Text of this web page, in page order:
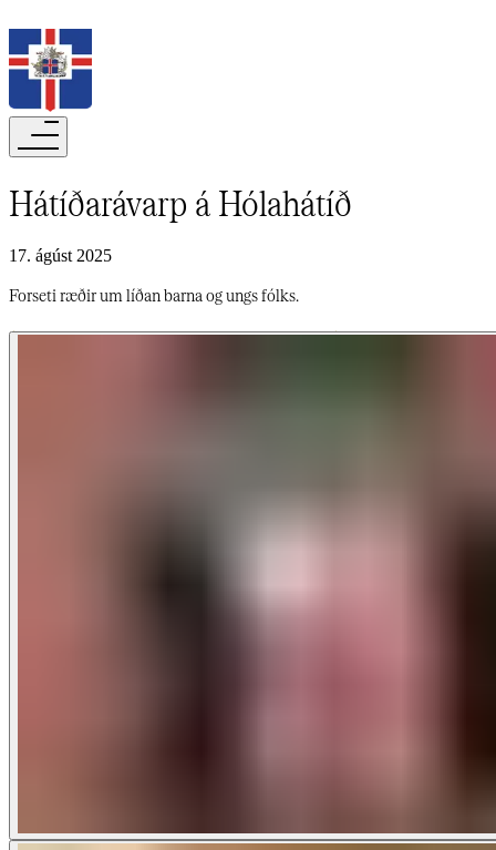
Hátíðarávarp á Hólahátíð​​​​‌ ‍ ​‍​‍‌‍ ‌ ​‍‌‍‍‌‌‍‌ ‌‍‍‌‌‍ ‍​‍​‍​ ‍‍​‍​‍‌ ​ ‌‍​‌‌‍ ‍‌‍‍‌‌ ‌​‌ ‍‌​‍ ‍‌‍‍‌‌‍ ​‍​‍​‍ ​​‍​‍‌‍‍​‌ ​‍‌‍‌‌‌‍‌‍​‍​‍​ ‍‍​‍​‍‌‍‍​‌ ‌​‌ ‌​‌ ​​‌ ​ ​‍ ​‍ ‌‍‌‍‌‍ ‌ ​‍‌ ​ ‌‍‌‌‌ ‌​‌‍‍‌​‍ ‌‌‍‍‌‌ ​ ‌‍ ​‌‍​‌‌‍ ‍‌‍‌​‌ ​ ​‍ ‍‌ ‌‍‌‍‌‌‌ ​‍‌‍​ ‌‍‌‌‌‍ ​​‍ ‍‌‍​‌‌ ​​‌ ​​​‍ ‌ ​ ‌ ‌​‌ ‌‌‌‍‌​‌‍‍‌‌‍ ​‍ ‌‍‍‌‌‍ ‍‌ ‌​‌‍‌‌‌‍ ‍‌ ‌​​‍ ‌‍‌‌‌‍‌​‌‍‍‌‌ ‌​​‍ ‌‍ ‌‌‍ ‌‍‌​‌‍‌‌​ ‌‌ ​​‌ ​‍‌‍‌‌‌ ​ ‌‍‌‌‌‍ ‍‌ ‌​‌‍​‌‌ ‌​‌‍‍‌‌‍ ‌‍ ‍​ ‍ ‌‍‍‌‌‍‌​​ ‌‌ ‌​‌​ ​‌ ​‌‌​ ‌‌​ ​ ‌ ‌‍ ‌‍‍‌‌‍ ​‌‌‍‌‌ ‍‌‌ ‍‍‌‍‌​‌ ‍‌‌‌​ ‌ ‌ ​ ‌‌‌‍‍‌‌‌‍​‌​‍​‌‌‌‌‌ ​​​ ‍ ‌ ‌​‌ ‍‌‌ ​​‌‍‌‌​ ‌‌‍ ‍‌‍‌‌‌ ‌ ‌ ​ ​ ‍ ‌ ​​‌‍​‌‌ ‌​‌‍‍​​ ‌‌ ‌​‌‍‍‌‌ ‌​‌‍ ​‌‍‌‌​ ‌‍​‍‌‍​‌‌ ​ ‌‍‌‌‌‌‌‌‌ ​‍‌‍ ​​ ‌‌‍‍​‌ ‌​‌ ‌​‌ ​​‌ ​ ​‍‌‌​ ​‍‌​‌‍​‍‌‌​ ​‍‌​‌‍‌‍‌‍‌‍ ‌ ​‍‌ ​ ‌‍‌‌‌ ‌​‌‍‍‌​‍ ‌‌‍‍‌‌ ​ ‌‍ ​‌‍​‌‌‍ ‍‌‍‌​‌ ​ ​‍ ‍‌ ‌‍‌‍‌‌‌ ​‍‌‍​ ‌‍‌‌‌‍ ​​‍ ‍‌‍​‌‌ ​​‌ ​​​‍‌‌​ ​‍‌​‌‍‌ ​ ‌ ‌​‌ ‌‌‌‍‌​‌‍‍‌‌‍ ​‍‌‍‌‍‍‌‌‍‌​​ ‌‌ ‌​‌​ ​‌ ​‌‌​ ‌‌​ ​ ‌ ‌‍ ‌‍‍‌‌‍ ​‌‌‍‌‌ ‍‌‌ ‍‍‌‍‌​‌ ‍‌‌‌​ ‌ ‌ ​ ‌‌‌‍‍‌‌‌‍​‌​‍​‌‌‌‌‌ ​​​‍‌‍‌ ‌​‌ ‍‌‌ ​​‌‍‌‌​ ‌‌‍ ‍‌‍‌‌‌ ‌ ‌ ​ ​‍‌‍‌ ​​‌‍​‌‌ ‌​‌‍‍​​ ‌‌ ‌​‌‍‍‌‌ ‌​‌‍ ​‌‍‌‌​‍‌‍‌ ​​‌‍‌‌‌ ​‍‌ ​ ‌ ​​‌‍‌‌‌‍​ ‌ ‌​‌‍‍‌‌ ‌‍‌‍‌‌​ ‌‌ ​​‌ ‌‌‌‍​‍‌‍ ​‌‍‍‌‌ ​ ‌‍‍​‌‍‌‌‌‍‌​​‍​‍‌ ‌
17. ágúst 2025
Forseti ræðir um líðan barna og ungs fólks.​​​​‌ ‍ ​‍​‍‌‍ ‌ ​‍‌‍‍‌‌‍‌ ‌‍‍‌‌‍ ‍​‍​‍​ ‍‍​‍​‍‌ ​ ‌‍​‌‌‍ ‍‌‍‍‌‌ ‌​‌ ‍‌​‍ ‍‌‍‍‌‌‍ ​‍​‍​‍ ​​‍​‍‌‍‍​‌ ​‍‌‍‌‌‌‍‌‍​‍​‍​ ‍‍​‍​‍‌‍‍​‌ ‌​‌ ‌​‌ ​​‌ ​ ​‍ ​‍ ‌‍‌‍‌‍ ‌ ​‍‌ ​ ‌‍‌‌‌ ‌​‌‍‍‌​‍ ‌‌‍‍‌‌ ​ ‌‍ ​‌‍​‌‌‍ ‍‌‍‌​‌ ​ ​‍ ‍‌ ‌‍‌‍‌‌‌ ​‍‌‍​ ‌‍‌‌‌‍ ​​‍ ‍‌‍​‌‌ ​​‌ ​​​‍ ‌ ​ ‌ ‌​‌ ‌‌‌‍‌​‌‍‍‌‌‍ ​‍ ‌‍‍‌‌‍ ‍‌ ‌​‌‍‌‌‌‍ ‍‌ ‌​​‍ ‌‍‌‌‌‍‌​‌‍‍‌‌ ‌​​‍ ‌‍ ‌‌‍ ‌‍‌​‌‍‌‌​ ‌‌ ​​‌ ​‍‌‍‌‌‌ ​ ‌‍‌‌‌‍ ‍‌ ‌​‌‍​‌‌ ‌​‌‍‍‌‌‍ ‌‍ ‍​ ‍ ‌‍‍‌‌‍‌​​ ‌‌ ‌​‌​ ​‌ ​‌‌​ ‌‌​ ​ ‌ ‌‍ ‌‍‍‌‌‍ ​‌‌‍‌‌ ‍‌‌ ‍‍‌‍‌​‌ ‍‌‌‌​ ‌ ‌ ​ ‌‌‌‍‍‌‌‌‍​‌​‍​‌‌‌‌‌ ​​​ ‍ ‌ ‌​‌ ‍‌‌ ​​‌‍‌‌​ ‌‌‍ ‍‌‍‌‌‌ ‌ ‌ ​ ​ ‍ ‌ ​​‌‍​‌‌ ‌​‌‍‍​​ ‌‌‍‌​‌‍‌‌‌ ​ ‌‍​ ‌ ​‍‌‍‍‌‌ ​​‌ ‌​‌‍‍‌‌‍ ‌‍ ‍​ ‌‍​‍‌‍​‌‌ ​ ‌‍‌‌‌‌‌‌‌ ​‍‌‍ ​​ ‌‌‍‍​‌ ‌​‌ ‌​‌ ​​‌ ​ ​‍‌‌​ ​‍‌​‌‍​‍‌‌​ ​‍‌​‌‍‌‍‌‍‌‍ ‌ ​‍‌ ​ ‌‍‌‌‌ ‌​‌‍‍‌​‍ ‌‌‍‍‌‌ ​ ‌‍ ​‌‍​‌‌‍ ‍‌‍‌​‌ ​ ​‍ ‍‌ ‌‍‌‍‌‌‌ ​‍‌‍​ ‌‍‌‌‌‍ ​​‍ ‍‌‍​‌‌ ​​‌ ​​​‍‌‌​ ​‍‌​‌‍‌ ​ ‌ ‌​‌ ‌‌‌‍‌​‌‍‍‌‌‍ ​‍‌‍‌‍‍‌‌‍‌​​ ‌‌ ‌​‌​ ​‌ ​‌‌​ ‌‌​ ​ ‌ ‌‍ ‌‍‍‌‌‍ ​‌‌‍‌‌ ‍‌‌ ‍‍‌‍‌​‌ ‍‌‌‌​ ‌ ‌ ​ ‌‌‌‍‍‌‌‌‍​‌​‍​‌‌‌‌‌ ​​​‍‌‍‌ ‌​‌ ‍‌‌ ​​‌‍‌‌​ ‌‌‍ ‍‌‍‌‌‌ ‌ ‌ ​ ​‍‌‍‌ ​​‌‍​‌‌ ‌​‌‍‍​​ ‌‌‍‌​‌‍‌‌‌ ​ ‌‍​ ‌ ​‍‌‍‍‌‌ ​​‌ ‌​‌‍‍‌‌‍ ‌‍ ‍​‍‌‍‌ ​​‌‍‌‌‌ ​‍‌ ​ ‌ ​​‌‍‌‌‌‍​ ‌ ‌​‌‍‍‌‌ ‌‍‌‍‌‌​ ‌‌ ​​‌ ‌‌‌‍​‍‌‍ ​‌‍‍‌‌ ​ ‌‍‍​‌‍‌‌‌‍‌​​‍​‍‌ ‌